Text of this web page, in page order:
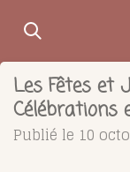
Passer
contenu
principal
Les Fêtes et
Célébrations
Publié le 10